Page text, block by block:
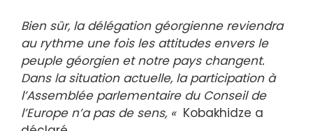
Bien sûr, la délégation géorgienne reviendra
au rythme une fois les attitudes envers le
peuple géorgien et notre pays changent.
Dans la situation actuelle, la participation à
l’Assemblée parlementaire du Conseil de
l’Europe n’a pas de sens, « Kobakhidze a